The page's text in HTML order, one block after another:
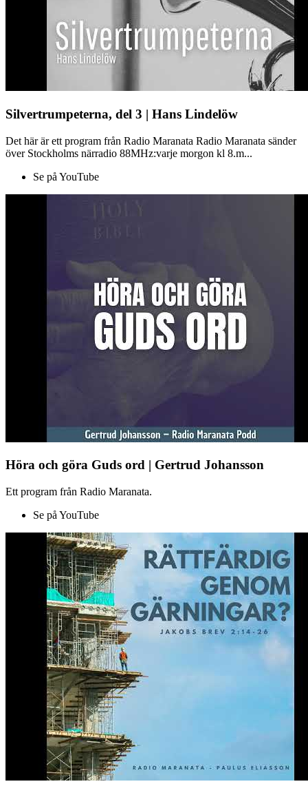
Silvertrumpeterna, del 3 | Hans Lindelöw
Det här är ett program från Radio Maranata Radio Maranata sänder
över Stockholms närradio 88MHz:varje morgon kl 8.m...
Se på YouTube
Höra och göra Guds ord | Gertrud Johansson
Ett program från Radio Maranata.
Se på YouTube